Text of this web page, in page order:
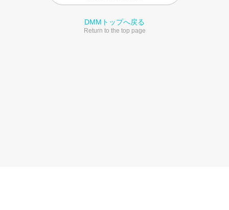
DMMトップへ戻る
Return to the top page